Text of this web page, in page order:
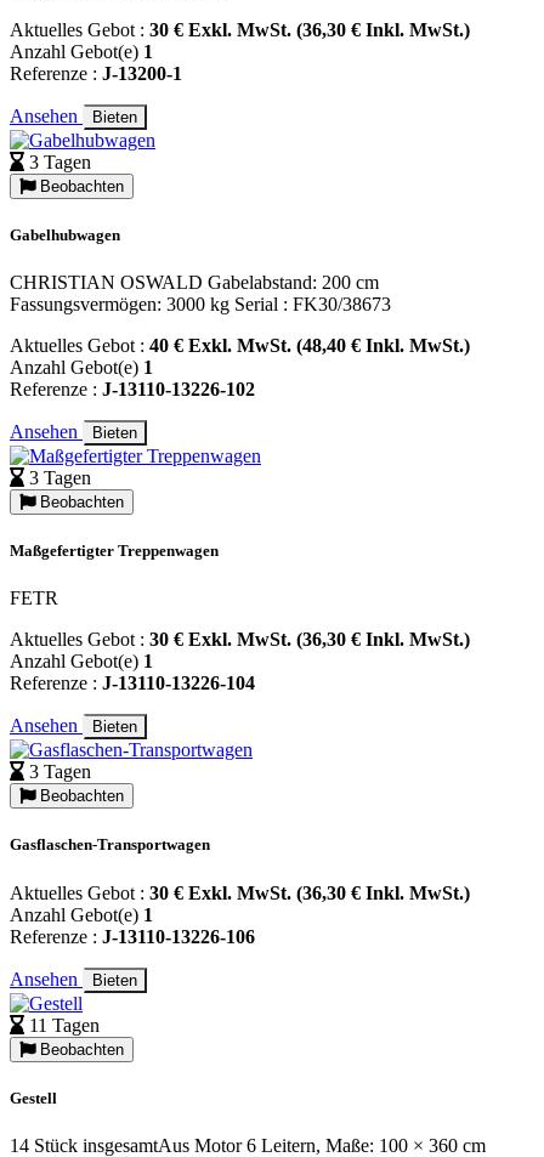
Aktuelles Gebot : 30 € Exkl. MwSt. (36,30 € Inkl. MwSt.)
Anzahl Gebot(e) 1
Referenze : J-13200-1
Ansehen Bieten
3 Tagen
Beobachten
Gabelhubwagen
CHRISTIAN OSWALD Gabelabstand: 200 cm
Fassungsvermögen: 3000 kg Serial : FK30/38673
Aktuelles Gebot : 40 € Exkl. MwSt. (48,40 € Inkl. MwSt.)
Anzahl Gebot(e) 1
Referenze : J-13110-13226-102
Ansehen Bieten
3 Tagen
Beobachten
Maßgefertigter Treppenwagen
FETR
Aktuelles Gebot : 30 € Exkl. MwSt. (36,30 € Inkl. MwSt.)
Anzahl Gebot(e) 1
Referenze : J-13110-13226-104
Ansehen Bieten
3 Tagen
Beobachten
Gasflaschen-Transportwagen
Aktuelles Gebot : 30 € Exkl. MwSt. (36,30 € Inkl. MwSt.)
Anzahl Gebot(e) 1
Referenze : J-13110-13226-106
Ansehen Bieten
11 Tagen
Beobachten
Gestell
14 Stück insgesamtAus Motor 6 Leitern, Maße: 100 × 360 cm